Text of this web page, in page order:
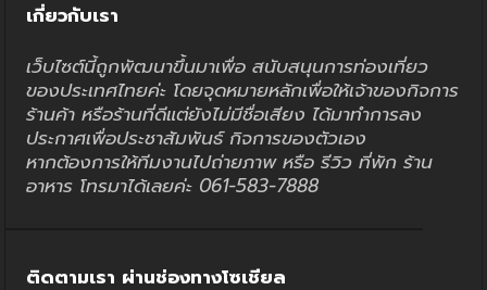
เกี่ยวกับเรา
เว็บไซต์นี้ถูกพัฒนาขึ้นมาเพื่อ สนับสนุนการท่องเที่ยว
ของประเทศไทยค่ะ โดยจุดหมายหลักเพื่อให้เจ้าของกิจการ
ร้านค้า หรือร้านที่ดีแต่ยังไม่มีชื่อเสียง ได้มาทำการลง
ประกาศเพื่อประชาสัมพันธ์ กิจการของตัวเอง
หากต้องการให้ทีมงานไปถ่ายภาพ หรือ รีวิว ที่พัก ร้าน
อาหาร โทรมาได้เลยค่ะ 061-583-7888
ติดตามเรา ผ่านช่องทางโซเชียล